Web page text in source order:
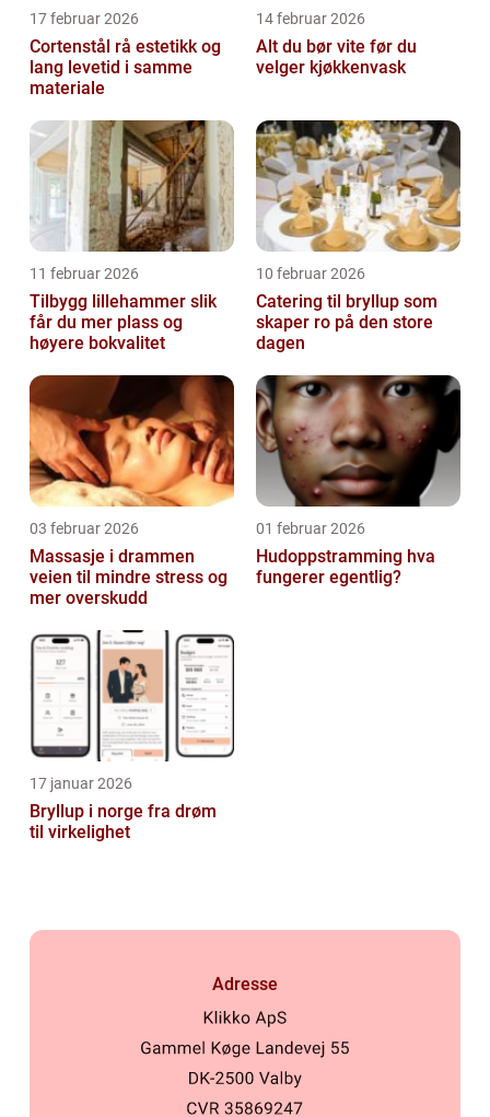
17 februar 2026
Cortenstål rå estetikk og
lang levetid i samme
materiale
14 februar 2026
Alt du bør vite før du
velger kjøkkenvask
11 februar 2026
Tilbygg lillehammer slik
får du mer plass og
høyere bokvalitet
10 februar 2026
Catering til bryllup som
skaper ro på den store
dagen
03 februar 2026
Massasje i drammen
veien til mindre stress og
mer overskudd
01 februar 2026
Hudoppstramming hva
fungerer egentlig?
17 januar 2026
Bryllup i norge fra drøm
til virkelighet
Adresse